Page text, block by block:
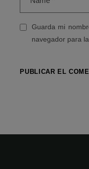
Guarda mi
navegador para
PUBLICAR EL